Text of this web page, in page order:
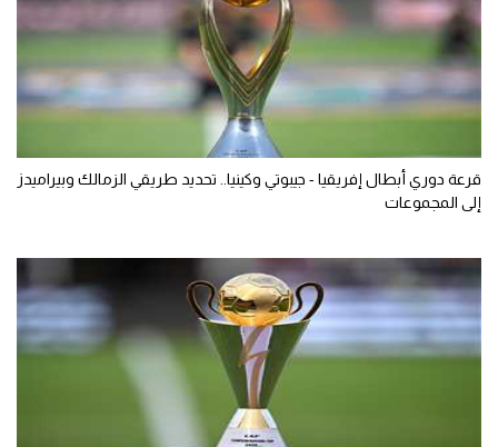
قرعة دوري أبطال إفريقيا - جيبوتي وكينيا.. تحديد طريقي الزمالك وبيراميدز
إلى المجموعات